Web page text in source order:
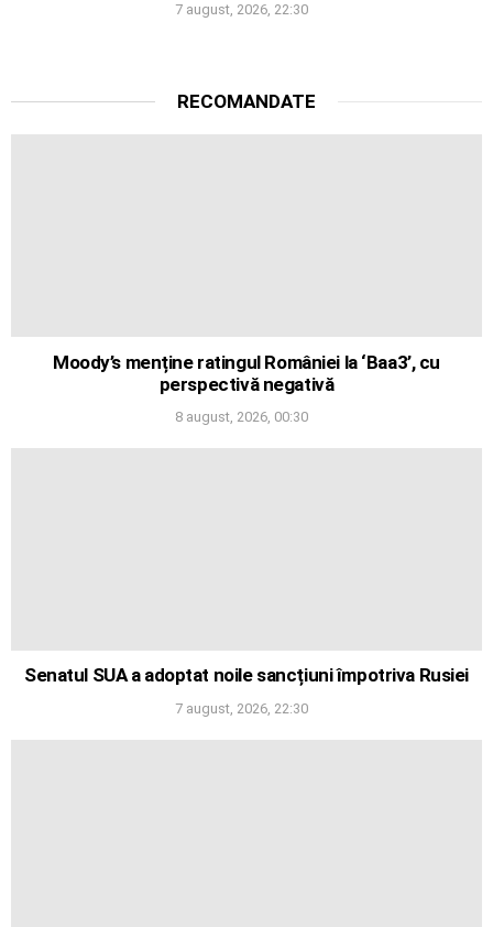
7 august, 2026, 22:30
RECOMANDATE
Moody’s menține ratingul României la ‘Baa3’, cu
perspectivă negativă
8 august, 2026, 00:30
Senatul SUA a adoptat noile sancțiuni împotriva Rusiei
7 august, 2026, 22:30